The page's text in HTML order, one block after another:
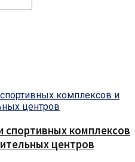
спортивных комплексов
центров